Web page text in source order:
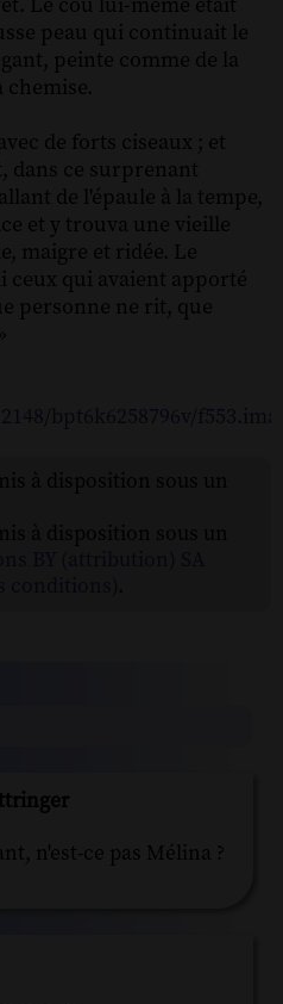
peau qui continuait le
peinte comme de la
chemise.
de forts ciseaux ; et
dans ce surprenant
de l'épaule à la tempe,
et y trouva une vieille
maigre et ridée. Le
ceux qui avaient apporté
personne ne rit, que
n'est-ce pas Mélina ?